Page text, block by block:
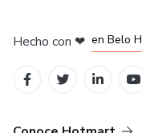
Hecho con ❤ en Belo